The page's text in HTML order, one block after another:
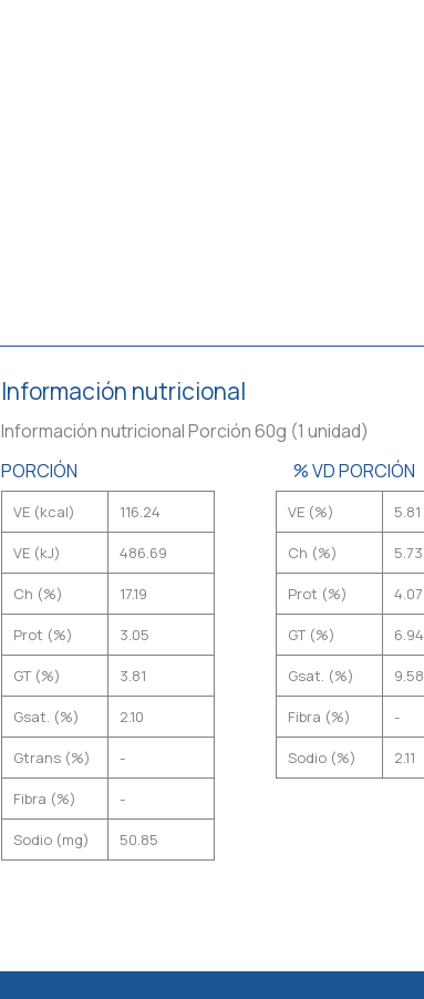
Información nutricional
Información nutricional Porción 60g (1 unidad)
PORCIÓN
% VD PORCIÓN
VE (kcal) 116.24 VE (%) 5.81
VE (kJ) 486.69 Ch (%) 5.73
Ch (%) 17.19 Prot (%) 4.07
Prot (%) 3.05 GT (%) 6.94
GT (%) 3.81 Gsat. (%) 9.58
Gsat. (%) 2.10 Fibra (%) -
Gtrans (%) - Sodio (%) 2.11
Fibra (%) -
Sodio (mg) 50.85